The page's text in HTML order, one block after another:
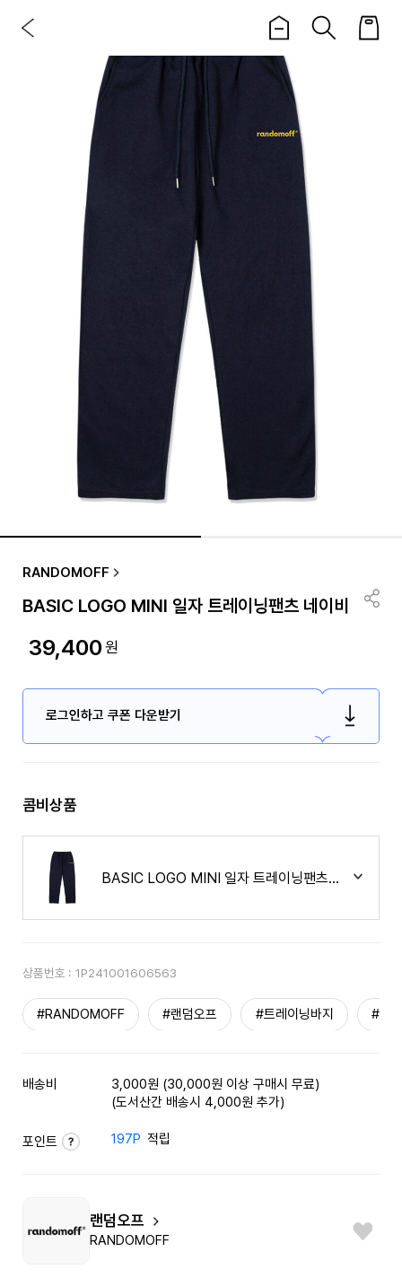
RANDOMOFF
BASIC LOGO MINI 일자 트레이닝팬츠 네이비
39,400원
로그인하고 쿠폰 다운받기
콤비상품
BASIC LOGO MINI 일자 트레이닝팬츠 네이비
상품번호 : 1P241001606563
#RANDOMOFF #랜덤오프 #트레이닝바지 #스
배송비
3,000원 (30,000원 이상 구매시 무료)
(도서산간 배송시 4,000원 추가)
포인트 197P 적립
랜덤오프
RANDOMOFF